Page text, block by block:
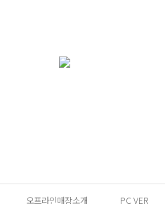
오프라인매장소개 PC VER